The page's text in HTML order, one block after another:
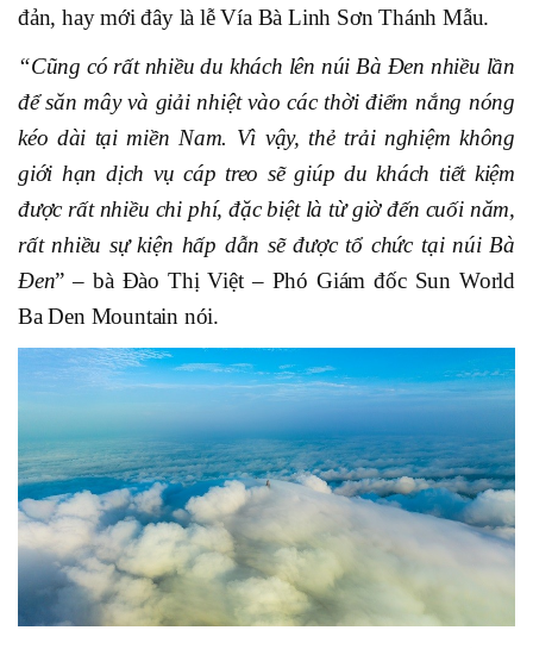
đản, hay mới đây là lễ Vía Bà Linh Sơn Thánh Mẫu.
“Cũng có rất nhiều du khách lên núi Bà Đen nhiều lần
để săn mây và giải nhiệt vào các thời điểm nắng nóng
kéo dài tại miền Nam. Vì vậy, thẻ trải nghiệm không
giới hạn dịch vụ cáp treo sẽ giúp du khách tiết kiệm
được rất nhiều chi phí, đặc biệt là từ giờ đến cuối năm,
rất nhiều sự kiện hấp dẫn sẽ được tổ chức tại núi Bà
Đen” – bà Đào Thị Việt – Phó Giám đốc Sun World
Ba Den Mountain nói.